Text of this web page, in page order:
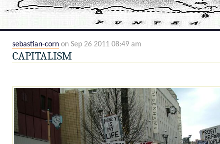
sebastian-corn on Sep 26 2011 08:49 am
CAPITALISM